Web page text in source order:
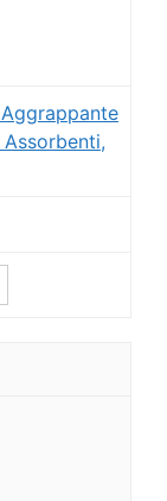
Aggrappante